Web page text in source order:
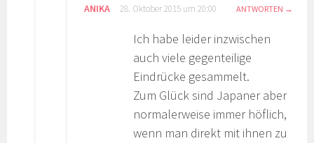
ANIKA 28. Oktober 2015 um 20:00 ANTWORTEN
Ich habe leider inzwischen
auch viele gegenteilige
Eindrücke gesammelt.
Zum Glück sind Japaner aber
normalerweise immer höflich,
wenn man direkt mit ihnen zu